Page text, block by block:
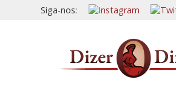
Siga-nos: